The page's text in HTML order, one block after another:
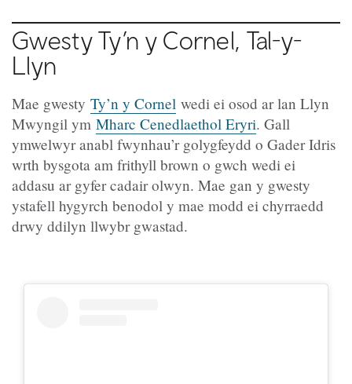
Gwesty Ty’n y Cornel, Tal-y-
Llyn
Mae gwesty Ty’n y Cornel wedi ei osod ar lan Llyn
Mwyngil ym Mharc Cenedlaethol Eryri. Gall
ymwelwyr anabl fwynhau’r golygfeydd o Gader Idris
wrth bysgota am frithyll brown o gwch wedi ei
addasu ar gyfer cadair olwyn. Mae gan y gwesty
ystafell hygyrch benodol y mae modd ei chyrraedd
drwy ddilyn llwybr gwastad.